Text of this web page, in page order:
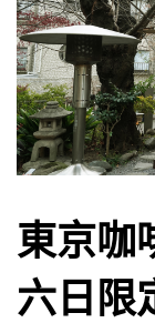
東京咖
六日限